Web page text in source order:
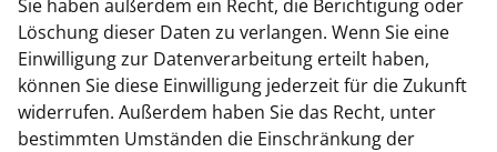
Sie haben außerdem ein Recht, die Berichtigung oder
Löschung dieser Daten zu verlangen. Wenn Sie eine
Einwilligung zur Datenverarbeitung erteilt haben,
können Sie diese Einwilligung jederzeit für die Zukunft
widerrufen. Außerdem haben Sie das Recht, unter
bestimmten Umständen die Einschränkung der